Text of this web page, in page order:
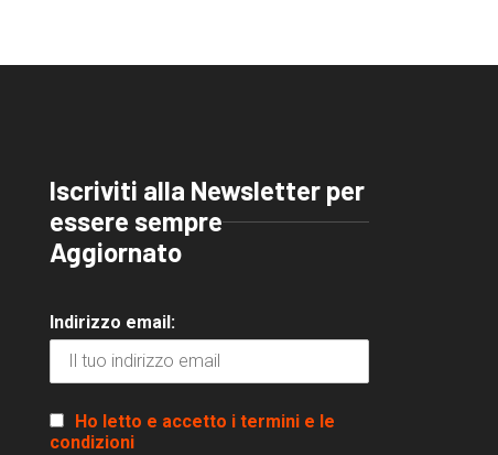
Iscriviti alla Newsletter per
essere sempre
Aggiornato
Indirizzo email:
Ho letto e accetto i termini e le
condizioni